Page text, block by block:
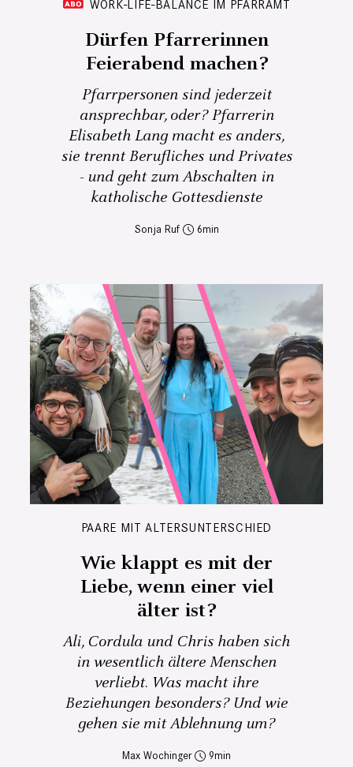
WORK-LIFE-BALANCE IM PFARRAMT
Dürfen Pfarrerinnen
Feierabend machen?
Pfarrpersonen sind jederzeit
ansprechbar, oder? Pfarrerin
Elisabeth Lang macht es anders,
sie trennt Berufliches und Privates
- und geht zum Abschalten in
katholische Gottesdienste
Sonja Ruf 6
PAARE MIT ALTERSUNTERSCHIED
Wie klappt es mit der
Liebe, wenn einer viel
älter ist?
Ali, Cordula und Chris haben sich
in wesentlich ältere Menschen
verliebt. Was macht ihre
Beziehungen besonders? Und wie
gehen sie mit Ablehnung um?
Max Wochinger 9